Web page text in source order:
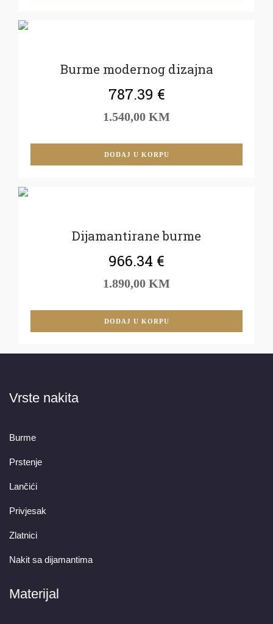
Burme modernog dizajna
787.39 €
1.540,00 KM
DODAJ U KORPU
Dijamantirane burme
966.34 €
1.890,00 KM
DODAJ U KORPU
Vrste nakita
Burme
Prstenje
Lančići
Privjesak
Zlatnici
Nakit sa dijamantima
Materijal